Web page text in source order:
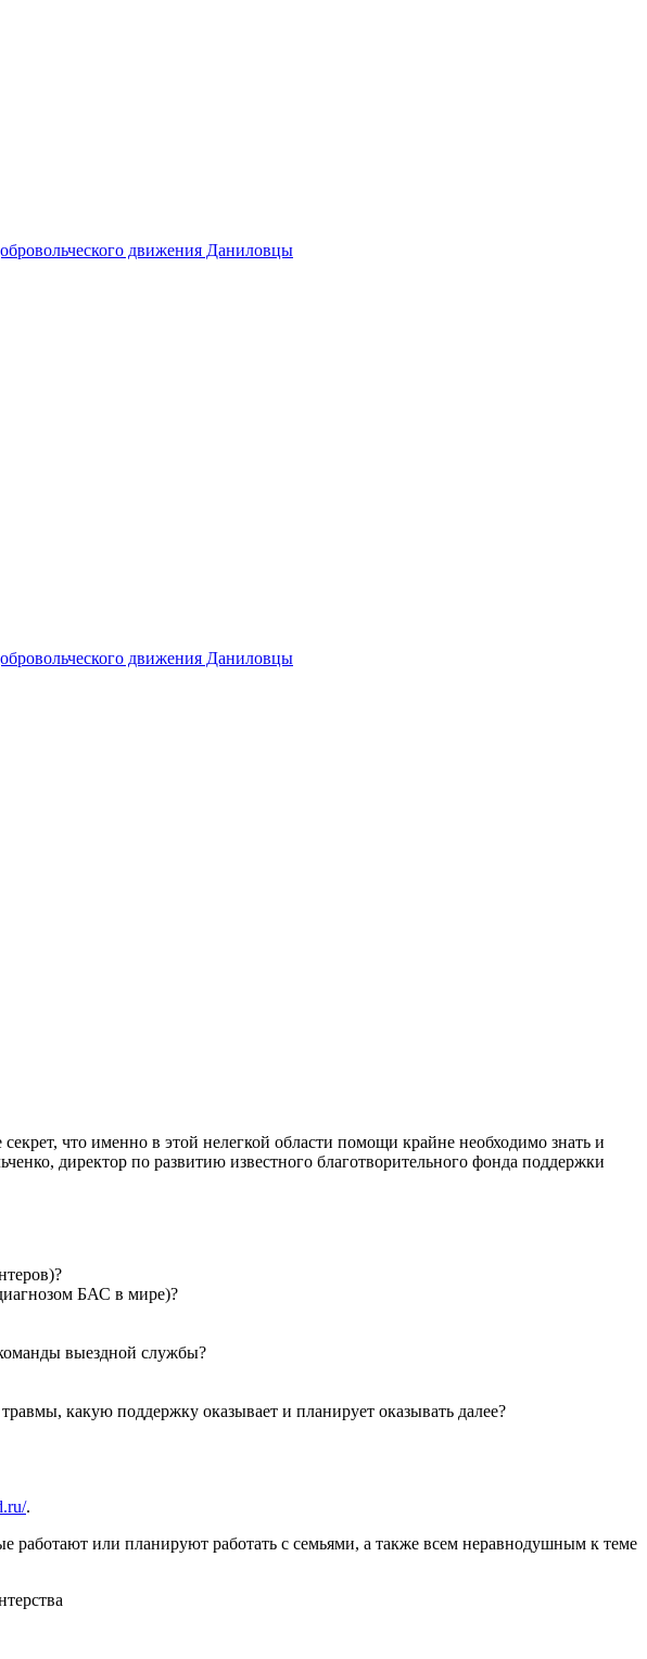
движения Даниловцы
движения Даниловцы
что именно в этой нелегкой области помощи крайне необходимо знать и
директор по развитию известного благотворительного фонда поддержки
БАС в мире)?
выездной службы?
какую поддержку оказывает и планирует оказывать далее?
.
работают или планируют работать с семьями, а также всем неравнодушным к теме